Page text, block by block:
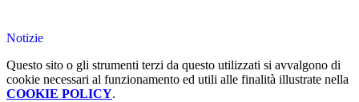
Notizie
Questo sito o gli strumenti terzi da questo utilizzati si avvalgono di
cookie necessari al funzionamento ed utili alle finalità illustrate nella
COOKIE POLICY.